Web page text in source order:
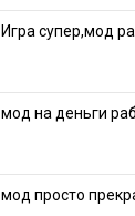
Игра супер,мод
мод на деньги
мод просто